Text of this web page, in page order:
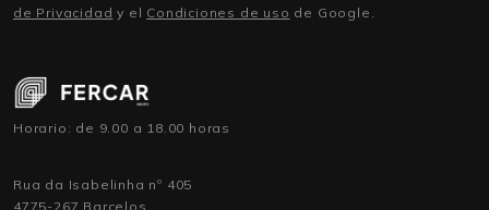
de Privacidad y el Condiciones de uso de Google.
Horario: de 9.00 a 18.00 horas
Rua da Isabelinha nº 405
4775-267 Barcelos